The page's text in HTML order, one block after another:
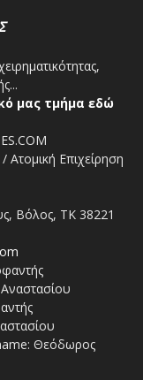
μας τμήμα εδώ
Επιχείρηση
Βόλος, ΤΚ 38221
Θεόδωρος